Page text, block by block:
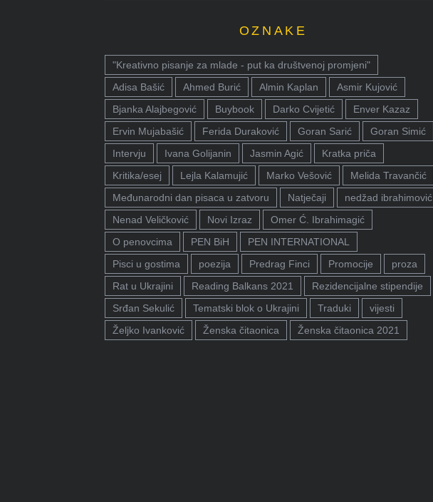
OZNAKE
"Kreativno pisanje za mlade - put ka društvenoj promjeni"
Adisa Bašić
Ahmed Burić Almin Kaplan
Asmir Kujović
Bjanka Alajbegović
Buybook Darko Cvijetić
Enver Kazaz
Ervin Mujabašić
Ferida Duraković Goran Sarić
Goran Simić
Intervju
Ivana Golijanin Jasmin Agić
Kratka priča
Kritika/esej
Lejla Kalamujić Marko Vešović
Melida Travančić
Međunarodni dan pisaca u zatvoru
Natječaji
nedžad ibrahimović
Nenad Veličković
Novi Izraz
Omer Ć. Ibrahimagić
O penovcima
PEN BiH
PEN INTERNATIONAL
Pisci u gostima
poezija Predrag Finci Promocije
proza
Rat u Ukrajini
Reading Balkans 2021
Rezidencijalne stipendije
Srđan Sekulić
Tematski blok o Ukrajini Traduki
vijesti
Željko Ivanković
Ženska čitaonica Ženska čitaonica 2021